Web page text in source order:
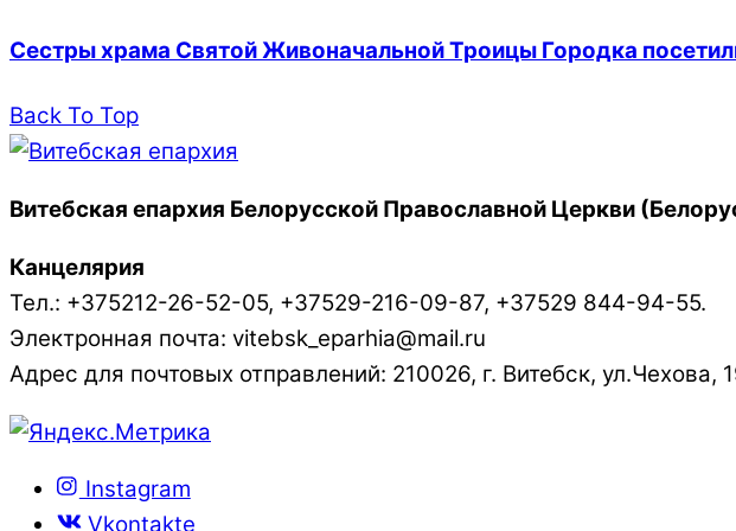
Сестры храма Святой Живоначальной Троицы Городка
Back To Top
Витебская епархия Белорусской Православной Церкви
Канцелярия
Тел.: +375212-26-52-05, +37529-216-09-87, +37529 844-94-55.
Электронная почта: vitebsk_eparhia@mail.ru
Адрес для почтовых отправлений: 210026, г. Витебск, ул.Чехова,
Instagram
Vkontakte